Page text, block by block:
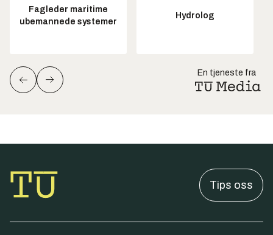
Fagleder maritime
ubemannede systemer
Hydrolog
En tjeneste fra
Tips oss